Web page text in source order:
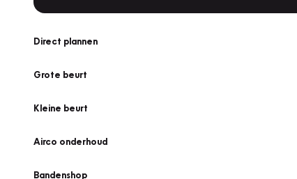
Direct plannen
Grote beurt
Kleine beurt
Airco onderhoud
Bandenshop